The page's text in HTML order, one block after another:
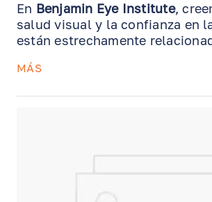
En Benjamin Eye Institute,
salud visual y la confianza en
están estrechamente
cirugía de párpados, es un
rejuvenecida. En algunos
MÁS